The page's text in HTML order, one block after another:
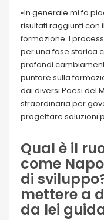
«In generale mi fa
risultati raggiunti con
formazione. I
per una fase storica
profondi
puntare sulla
dai diversi Paesi del
straordinaria per
progettare soluzioni
Qual è il
come
di
mettere a
da lei